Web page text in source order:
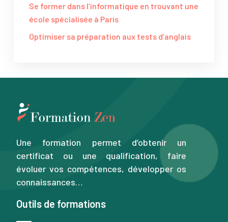
Se former dans l’informatique en trouvant une
école spécialisée à Paris
Optimiser sa préparation aux tests d’anglais
Une formation permet d’obtenir un
certificat ou une qualification, faire
évoluer vos compétences, développer os
connaissances…
Outils de formations